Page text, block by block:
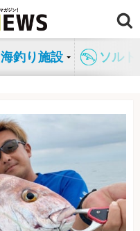
海釣り施設 ソル